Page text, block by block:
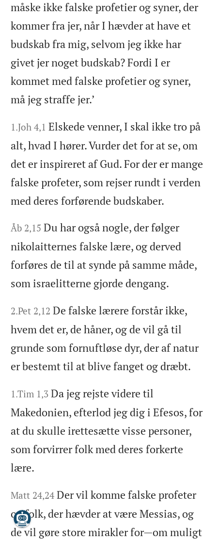
måske ikke falske profetier og syner, der
kommer fra jer, når I hævder at have et
budskab fra mig, selvom jeg ikke har
givet jer noget budskab? Fordi I er
kommet med falske profetier og syner,
må jeg straffe jer.’
1.Joh 4,1 Elskede venner, I skal ikke tro på
alt, hvad I hører. Vurder det for at se, om
det er inspireret af Gud. For der er mange
falske profeter, som rejser rundt i verden
med deres forførende budskaber.
Åb 2,15 Du har også nogle, der følger
nikolaitternes falske lære, og derved
forføres de til at synde på samme måde,
som israelitterne gjorde dengang.
2.Pet 2,12 De falske lærere forstår ikke,
hvem det er, de håner, og de vil gå til
grunde som fornuftløse dyr, der af natur
er bestemt til at blive fanget og dræbt.
1.Tim 1,3 Da jeg rejste videre til
Makedonien, efterlod jeg dig i Efesos, for
at du skulle irettesætte visse personer,
som forvirrer folk med deres forkerte
lære.
Matt 24,24 Der vil komme falske profeter
og folk, der hævder at være Messias, og
de vil gøre store mirakler for—om muligt